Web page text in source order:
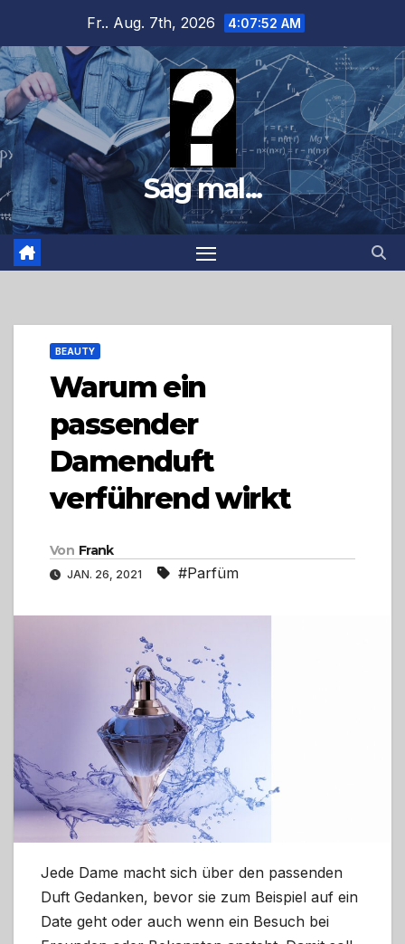
springen
Fr.. Aug. 7th, 2026 4:07:54 AM
Sag mal...
BEAUTY
Warum ein
passender
Damenduft
verführend wirkt
Von Frank
JAN. 26, 2021 #Parfüm
Jede Dame macht sich über den passenden
Duft Gedanken, bevor sie zum Beispiel auf ein
Date geht oder auch wenn ein Besuch bei